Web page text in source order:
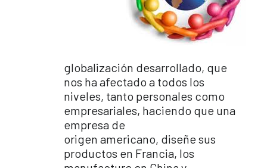
globalización desarrollado, que
nos ha afectado a todos los
niveles, tanto personales como
empresariales, haciendo que una
empresa de
origen americano, diseñe sus
productos en Francia, los